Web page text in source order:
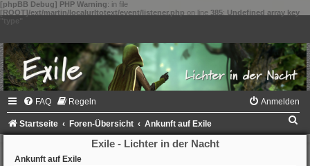
[phpBB Debug] PHP Warning: in file
[ROOT]/ext/martin/localurltotext/event/listener.php on line 385: Undefined array key
FAQ Regeln Anmelden
Startseite Foren-Übersicht Ankunft auf Exile
Exile - Lichter in der Nacht
Ankunft auf Exile